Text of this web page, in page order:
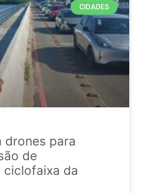
CIDADES
drones para
de
da